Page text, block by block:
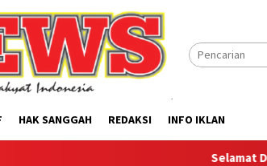
HAK SANGGAH REDAKSI INFO IKLAN
Selamat Datang Di